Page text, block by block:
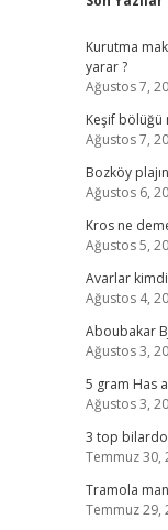
Kurutma
yarar ?
Ağustos 7,
Keşif bölüğü
Ağustos 7,
Bozköy
Ağustos 6,
Kros ne
Ağustos 5,
Avarlar
Ağustos 4,
Aboubakar
Ağustos 3,
5 gram Has
Ağustos 3,
3 top
Temmuz 30,
Tramola
Temmuz 29,